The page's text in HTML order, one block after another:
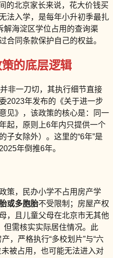
的北京家长来说，花大价钱买
法入学，是每年小升初季最扎
解海淀区学位占用的查询渠
合同条款保护自己的权益。
的底层逻辑
非一刀切，其执行细节直接
2023年发布的《关于进一步
见》，该政策的核心是：同一
起，原则上6年内只提供一个
子女除外）。这里的“6年”是
年倒推6年。
策，民办小学不占用房产学
或多胞胎不受限制；房屋产权
，且儿童父母在北京市无其他
但需核实实际居住情况。此
，严格执行“多校划片”与“六
被占用，也可能无法进入对